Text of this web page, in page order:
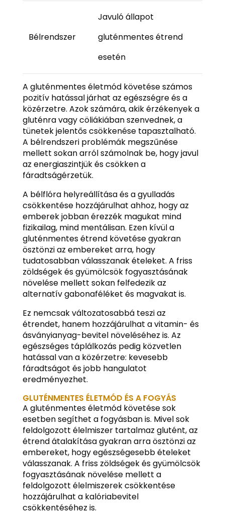
Bélrendszer
Javuló állapot
gluténmentes étrend
esetén
A gluténmentes életmód követése számos
pozitív hatással járhat az egészségre és a
közérzetre. Azok számára, akik érzékenyek a
gluténra vagy cöliákiában szenvednek, a
tünetek jelentős csökkenése tapasztalható.
A bélrendszeri problémák megszűnése
mellett sokan arról számolnak be, hogy javul
az energiaszintjük és csökken a
fáradtságérzetük.
A bélflóra helyreállítása és a gyulladás
csökkentése hozzájárulhat ahhoz, hogy az
emberek jobban érezzék magukat mind
fizikailag, mind mentálisan. Ezen kívül a
gluténmentes étrend követése gyakran
ösztönzi az embereket arra, hogy
tudatosabban válasszanak ételeket. A friss
zöldségek és gyümölcsök fogyasztásának
növelése mellett sokan felfedezik az
alternatív gabonaféléket és magvakat is.
Ez nemcsak változatosabbá teszi az
étrendet, hanem hozzájárulhat a vitamin- és
ásványianyag-bevitel növeléséhez is. Az
egészséges táplálkozás pedig közvetlen
hatással van a közérzetre: kevesebb
fáradtságot és jobb hangulatot
eredményezhet.
GLUTÉNMENTES ÉLETMÓD ÉS A FOGYÁS
A gluténmentes életmód követése sok
esetben segíthet a fogyásban is. Mivel sok
feldolgozott élelmiszer tartalmaz glutént, az
étrend átalakítása gyakran arra ösztönzi az
embereket, hogy egészségesebb ételeket
válasszanak. A friss zöldségek és gyümölcsök
fogyasztásának növelése mellett a
feldolgozott élelmiszerek csökkentése
hozzájárulhat a kalóriabevitel
csökkentéséhez is.